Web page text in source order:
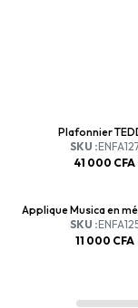
Plafonnier
SKU :
41 000 CFA
Applique Musica en
SKU :
11 000 CFA